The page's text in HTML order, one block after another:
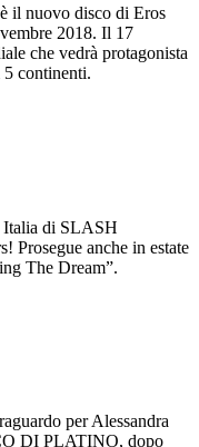
il nuovo disco di Eros
2018. Il 17
che vedrà protagonista
5 continenti.
Italia di SLASH
Prosegue anche in estate
The Dream”.
per Alessandra
DI PLATINO, dopo